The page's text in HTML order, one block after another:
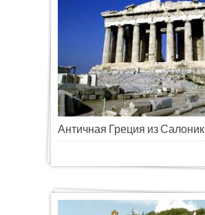
Античная Греция из Салоник